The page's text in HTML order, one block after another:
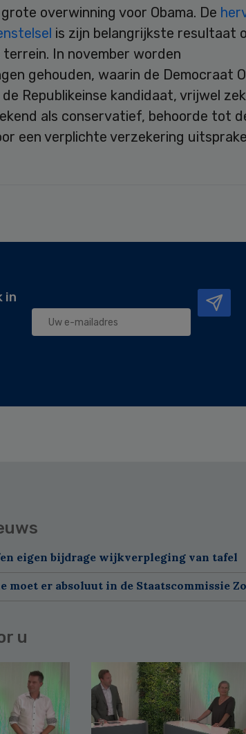
overwinning voor Obama. De
is zijn belangrijkste resultaat
In november worden
gehouden, waarin de Democraat
Republikeinse kandidaat, vrijwel
als conservatief, behoorde tot
een verplichte verzekering
in
eigen bijdrage wijkverpleging van tafel
moet er absoluut in de Staatscommissie
u